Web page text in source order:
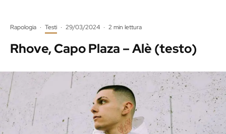
Rapologia · Testi · 29/03/2024 · 2 min lettura
Rhove, Capo Plaza – Alè (testo)